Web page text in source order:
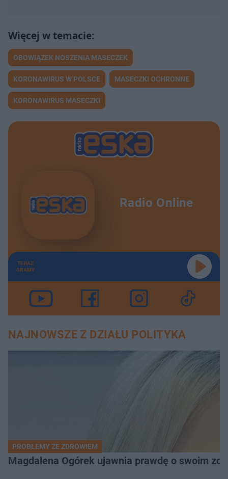
OBOWIĄZEK NOSZENIA MASECZEK
KORONAWIRUS W POLSCE MASECZKI OCHRONNE
KORONAWIRUS MASECZKI
Radio Online
TERAZ
GRAMY
NAJNOWSZE Z DZIAŁU POLITYKA
PROBLEMY ZE ZDROWIEM
Magdalena Ogórek ujawnia prawdę o swoim